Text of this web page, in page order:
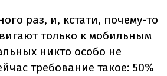
раз, и, кстати, почему-то
только к мобильным
никто особо не
требование такое: 50%